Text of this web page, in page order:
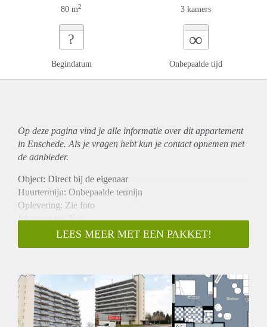
80 m2 3 kamers
?
Begindatum
∞
Onbepaalde tijd
Op deze pagina vind je alle informatie over ditappartement
in Enschede. Als je vragen hebt kun je contact opnemen met
de aanbieder.
Object: Direct bij de eigenaar
Huurtermijn: Onbepaalde termijn
Oplevering: Zie foto
Inkomen eis: Nee
Garantiestelling mogelijk: Nee
Borg: 1 Maand
Huisdieren toegestaan: Afhankelijk van de Eigenaar
Huurtoeslag grens: Ja
Geschikt voor studenten: Afhankelijk van de Eigenaar
LEES MEER MET EEN PAKKET!